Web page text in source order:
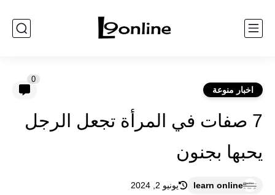
اخبار منوعة
0
7 صفات في المرأة تجعل الرجل
يحبها بجنون
learn online يونيو 2, 2024